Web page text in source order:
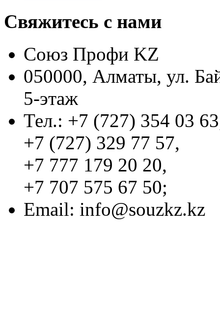
Свяжитесь с нами
Союз Профи KZ
050000, Алматы, ул.
5-этаж
Тел.: +7 (727) 354 03
+7 (727) 329 77 57,
+7 777 179 20 20,
+7 707 575 67 50;
Email: info@souzkz.kz